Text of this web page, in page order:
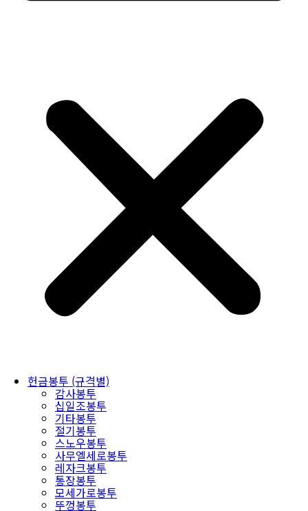
헌금봉투 (규격별)
감사봉투
십일조봉투
기타봉투
절기봉투
스노우봉투
사무엘세로봉투
레자크봉투
통장봉투
모세가로봉투
뚜껑봉투